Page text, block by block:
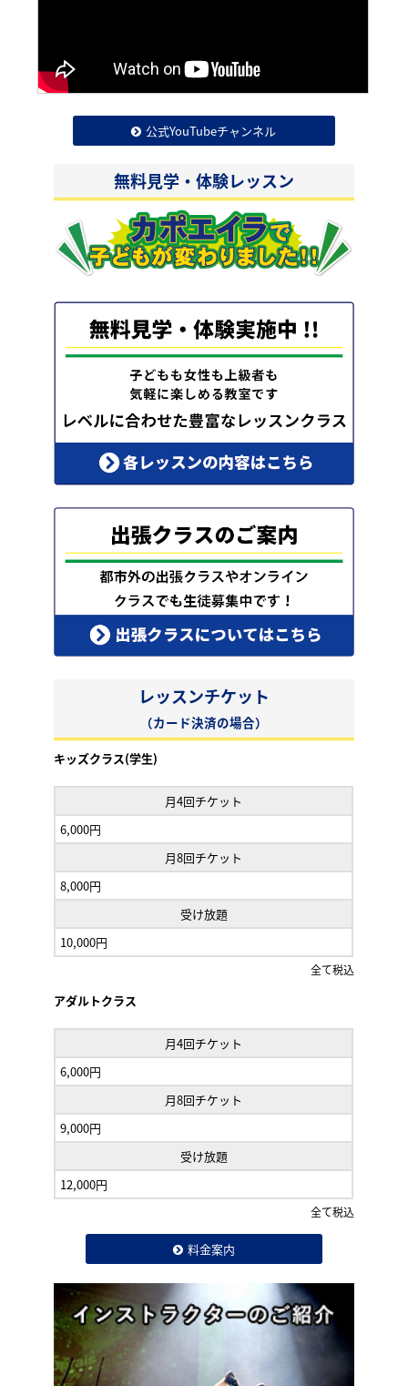
公式YouTubeチャンネル
無料見学・体験レッスン
レッスンチケット
（カード決済の場合）
キッズクラス(学生)
月4回チケット
6,000円
月8回チケット
8,000円
受け放題
10,000円
全て税込
アダルトクラス
月4回チケット
6,000円
月8回チケット
9,000円
受け放題
12,000円
全て税込
料金案内